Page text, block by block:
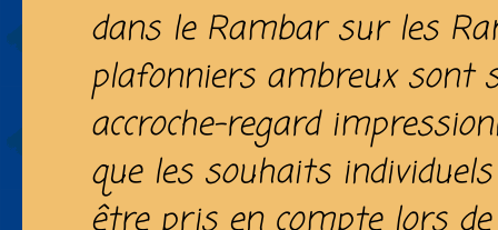
dans le Rambar sur les
plafonniers ambreux sont
accroche-regard
que les souhaits